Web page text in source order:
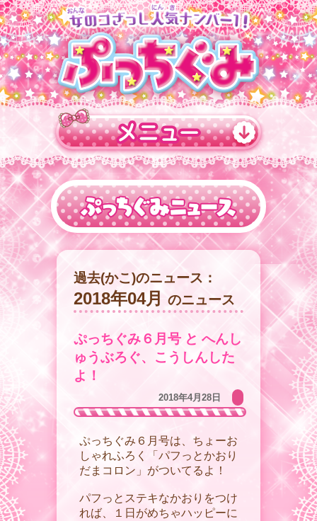
過去(かこ)のニュース：
2018年04月 のニュース
ぷっちぐみ６月号 と へんし
ゅうぶろぐ、こうしんした
よ！
2018年4月28日
ぷっちぐみ６月号は、ちょーお
しゃれふろく「パフっとかおり
だまコロン」がついてるよ！
パフっとステキなかおりをつけ
れば、１日がめちゃハッピーに